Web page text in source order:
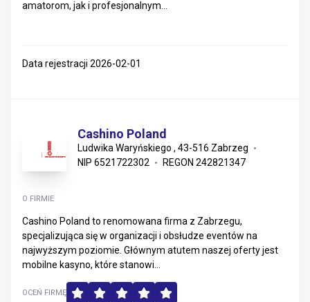
amatorom, jak i profesjonalnym...
Data rejestracji 2026-02-01
Cashino Poland
Ludwika Waryńskiego , 43-516 Zabrzeg
NIP 6521722302
REGON 242821347
O FIRMIE
Cashino Poland to renomowana firma z Zabrzegu,
specjalizująca się w organizacji i obsłudze eventów na
najwyższym poziomie. Głównym atutem naszej oferty jest
mobilne kasyno, które stanowi...
OCEŃ FIRMĘ